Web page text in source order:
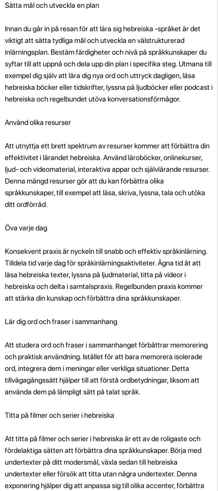
Sätta mål och utveckla en plan
Innan du går in på resan för att lära sig hebreiska -språket är det
viktigt att sätta tydliga mål och utveckla en välstrukturerad
inlärningsplan. Bestäm färdigheter och nivå på språkkunskaper du
syftar till att uppnå och dela upp din plan i specifika steg. Utmana till
exempel dig själv att lära dig nya ord och uttryck dagligen, läsa
hebreiska böcker eller tidskrifter, lyssna på ljudböcker eller podcast i
hebreiska och regelbundet utöva konversationsförmågor.
Använd olika resurser
Att utnyttja ett brett spektrum av resurser kommer att förbättra din
effektivitet i lärandet hebreiska. Använd läroböcker, onlinekurser,
ljud- och videomaterial, interaktiva appar och självlärande resurser.
Denna mängd resurser gör att du kan förbättra olika
språkkunskaper, till exempel att läsa, skriva, lyssna, tala och utöka
ditt ordförråd.
Öva varje dag
Konsekvent praxis är nyckeln till snabb och effektiv språkinlärning.
Tilldela tid varje dag för språkinlärningsaktiviteter. Ägna tid åt att
läsa hebreiska texter, lyssna på ljudmaterial, titta på videor i
hebreiska och delta i samtalspraxis. Regelbunden praxis kommer
att stärka din kunskap och förbättra dina språkkunskaper.
Lär dig ord och fraser i sammanhang
Att studera ord och fraser i sammanhanget förbättrar memorering
och praktisk användning. Istället för att bara memorera isolerade
ord, integrera dem i meningar eller verkliga situationer. Detta
tillvägagångssätt hjälper till att förstå ordbetydningar, liksom att
använda dem på lämpligt sätt på talat språk.
Titta på filmer och serier i hebreiska
Att titta på filmer och serier i hebreiska är ett av de roligaste och
fördelaktiga sätten att förbättra dina språkkunskaper. Börja med
undertexter på ditt modersmål, växla sedan till hebreiska
undertexter eller försök att titta utan några undertexter. Denna
exponering hjälper dig att anpassa sig till olika accenter, förbättra